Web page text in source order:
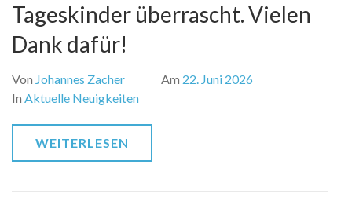
Tageskinder überrascht. Vielen
Dank dafür!
Von Johannes Zacher Am 22. Juni 2026
In Aktuelle Neuigkeiten
WEITERLESEN